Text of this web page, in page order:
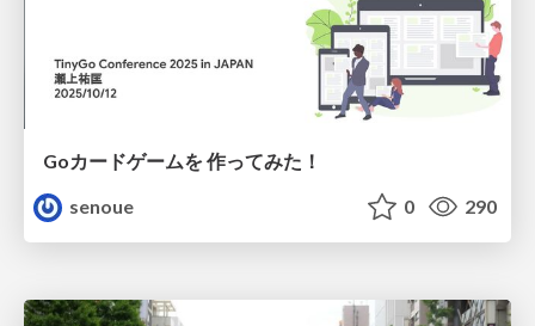
Goカードゲームを 作ってみた！
senoue
0 290